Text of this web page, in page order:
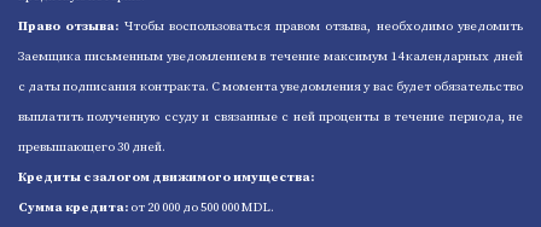
Право отзыва: Чтобы воспользоваться правом отзыва, необходимо уведомить
Заемщика письменным уведомлением в течение максимум 14 календарных дней
с даты подписания контракта. С момента уведомления у вас будет обязательство
выплатить полученную ссуду и связанные с ней проценты в течение периода, не
превышающего 30 дней.
Кредиты c залогом движимого имущества:
Сумма кредита: от 20 000 до 500 000 MDL.